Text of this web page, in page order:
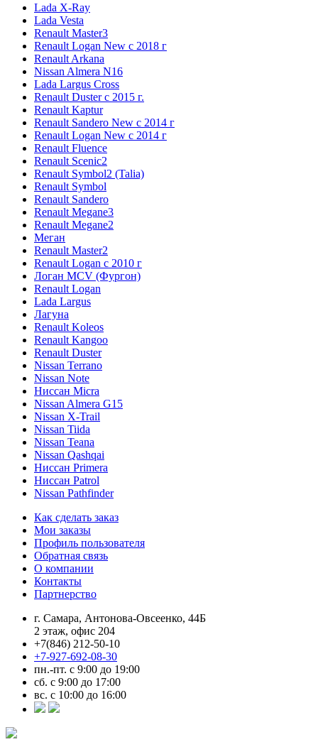
Lada X-Ray
Lada Vesta
Renault Master3
Renault Logan New с 2018 г
Renault Arkana
Nissan Almera N16
Lada Largus Cross
Renault Duster с 2015 г.
Renault Kaptur
Renault Sandero New с 2014 г
Renault Logan New с 2014 г
Renault Fluence
Renault Scenic2
Renault Symbol2 (Talia)
Renault Symbol
Renault Sandero
Renault Megane3
Renault Megane2
Меган
Renault Master2
Renault Logan c 2010 г
Логан МСV (Фургон)
Renault Logan
Lada Largus
Лагуна
Renault Koleos
Renault Kangoo
Renault Duster
Nissan Terrano
Nissan Note
Ниссан Micra
Nissan Almera G15
Nissan X-Trail
Nissan Tiida
Nissan Teana
Nissan Qashqai
Ниссан Primera
Ниссан Patrol
Nissan Pathfinder
Как сделать заказ
Мои заказы
Профиль пользователя
Обратная связь
О компании
Контакты
Партнерство
г. Самара, Антонова-Овсеенко, 44Б
2 этаж, офис 204
+7(846) 212-50-10
+7-927-692-08-30
пн.-пт. с 9:00 до 19:00
сб. с 9:00 до 17:00
вс. с 10:00 до 16:00